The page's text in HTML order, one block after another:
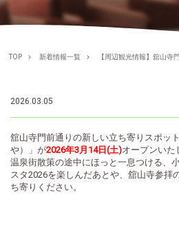
TOP 新着情報一覧 【周辺観光情報】舘山寺
2026.03.05
舘山寺門前通りの新しい立ち寄りスポッ
や）」が2026年3月14日(土)オープンいた
温泉街散策の途中にほっと一息つける、
スタ2026を楽しんだあとや、舘山寺参拝
ち寄りください。